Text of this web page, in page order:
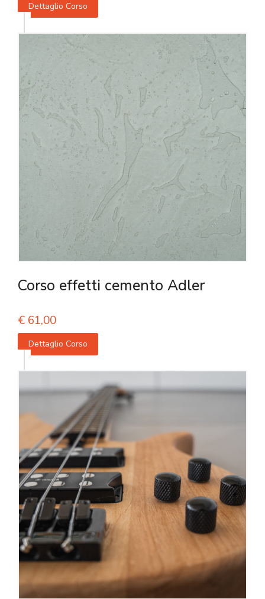
Dettaglio Corso
Corso effetti cemento Adler
€ 61,00
Dettaglio Corso